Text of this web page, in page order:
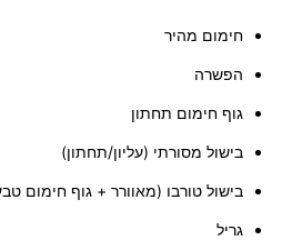
חימום מהיר
הפשרה
גוף חימום תחתון
בישול מסורתי (עליון/תחתון)
בישול טורבו (מאוורר + גוף חימום
גריל